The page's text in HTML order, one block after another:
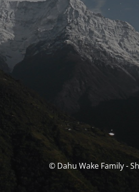
© Dahu Wake Family -